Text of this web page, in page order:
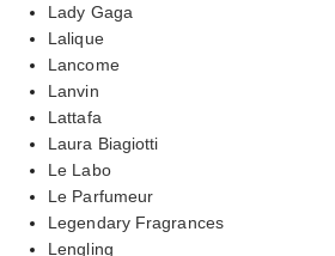
Lady Gaga
Lalique
Lancome
Lanvin
Lattafa
Laura Biagiotti
Le Labo
Le Parfumeur
Legendary Fragrances
Lengling